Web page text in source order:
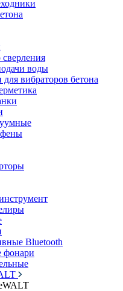
воды
вибраторов бетона
Bluetooth
фонари